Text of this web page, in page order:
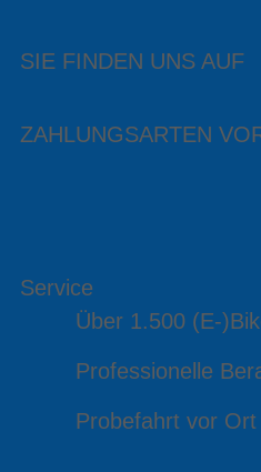
SIE FINDEN UNS AUF
ZAHLUNGSARTEN
Service
Über 1.500 (E-
Professionelle
Probefahrt vor Ort